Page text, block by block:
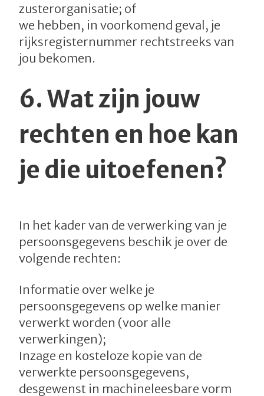
zusterorganisatie; of
we hebben, in voorkomend geval, je
rijksregisternummer rechtstreeks van
jou bekomen.
6. Wat zijn jouw
rechten en hoe kan
je die uitoefenen?
In het kader van de verwerking van je
persoonsgegevens beschik je over de
volgende rechten:
Informatie over welke je
persoonsgegevens op welke manier
verwerkt worden (voor alle
verwerkingen);
Inzage en kosteloze kopie van de
verwerkte persoonsgegevens,
desgewenst in machineleesbare vorm